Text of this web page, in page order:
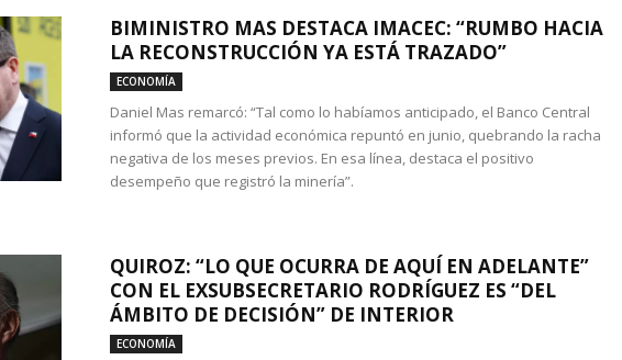
BIMINISTRO MAS DESTACA IMACEC: “RUMBO HACIA
LA RECONSTRUCCIÓN YA ESTÁ TRAZADO”
ECONOMÍA
Daniel Mas remarcó: “Tal como lo habíamos anticipado, el Banco Central
informó que la actividad económica repuntó en junio, quebrando la racha
negativa de los meses previos. En esa línea, destaca el positivo
desempeño que registró la minería”.
QUIROZ: “LO QUE OCURRA DE AQUÍ EN ADELANTE”
CON EL EXSUBSECRETARIO RODRÍGUEZ ES “DEL
ÁMBITO DE DECISIÓN” DE INTERIOR
ECONOMÍA